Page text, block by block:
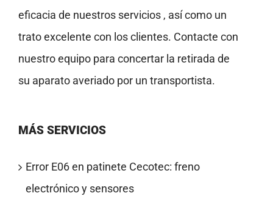
eficacia de nuestros servicios , así como un
trato excelente con los clientes. Contacte con
nuestro equipo para concertar la retirada de
su aparato averiado por un transportista.
MÁS SERVICIOS
Error E06 en patinete Cecotec: freno
electrónico y sensores